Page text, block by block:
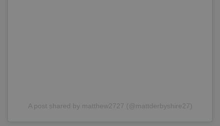
A post shared by matthew2727 (@mattderbyshire27)